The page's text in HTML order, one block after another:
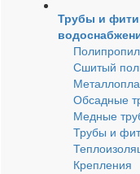
Трубы и
Сшитый
Обсадные
Медные
Трубы и
Крепления